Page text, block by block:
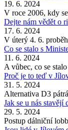
19. 6. 2024
V roce 2006, kdy
Dejte nám vědět o
17. 6. 2024
V úterý 4. 6.
Co se stalo s
11. 6. 2024
A vůbec, co se
Proč je to teď v
31. 5. 2024
Alternativa D3
Jak se u nás stavějí
29. 5. 2024
Postup dálniční